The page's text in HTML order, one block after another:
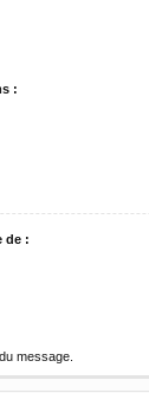
:
de :
message.